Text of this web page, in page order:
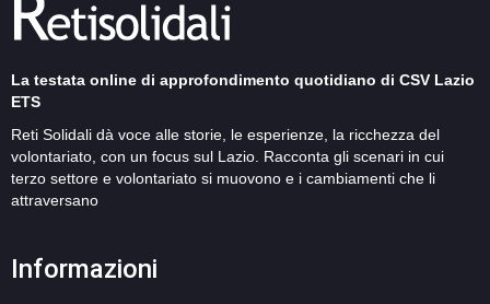
La testata online di approfondimento quotidiano di CSV Lazio
ETS
Reti Solidali dà voce alle storie, le esperienze, la ricchezza del
volontariato, con un focus sul Lazio. Racconta gli scenari in cui
terzo settore e volontariato si muovono e i cambiamenti che li
attraversano
Informazioni